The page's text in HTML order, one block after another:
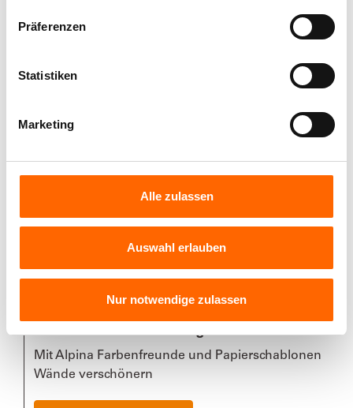
Präferenzen
Statistiken
Marketing
Alle zulassen
Auswahl erlauben
Nur notwendige zulassen
Schabloniertechnik – so geht´s
Mit Alpina Farbenfreunde und Papierschablonen
Wände verschönern